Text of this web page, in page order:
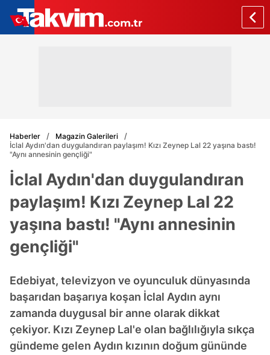
Haberler
Magazin Galerileri
İclal Aydın'dan duygulandıran paylaşım! Kızı Zeynep Lal 22 yaşına bastı!
"Aynı annesinin gençliği"
İclal Aydın'dan duygulandıran
paylaşım! Kızı Zeynep Lal 22
yaşına bastı! "Aynı annesinin
gençliği"
Edebiyat, televizyon ve oyunculuk dünyasında
başarıdan başarıya koşan İclal Aydın aynı
zamanda duygusal bir anne olarak dikkat
çekiyor. Kızı Zeynep Lal'e olan bağlılığıyla sıkça
gündeme gelen Aydın kızının doğum gününde